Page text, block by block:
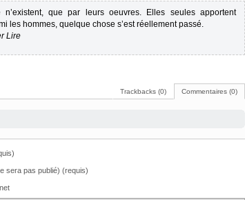
que par leurs oeuvres. Elles seules apportent
les hommes, quelque chose s’est réellement passé.
Lire
Commentaires (0)
Trackbacks (0)
sera pas publié) (requis)